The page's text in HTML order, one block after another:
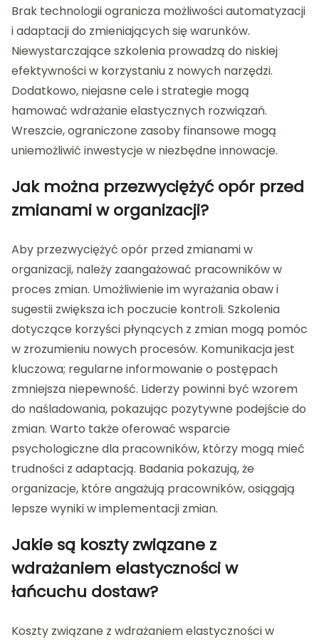
Brak technologii ogranicza możliwości automatyzacji
i adaptacji do zmieniających się warunków.
Niewystarczające szkolenia prowadzą do niskiej
efektywności w korzystaniu z nowych narzędzi.
Dodatkowo, niejasne cele i strategie mogą
hamować wdrażanie elastycznych rozwiązań.
Wreszcie, ograniczone zasoby finansowe mogą
uniemożliwić inwestycje w niezbędne innowacje.
Jak można przezwyciężyć opór przed
zmianami w organizacji?
Aby przezwyciężyć opór przed zmianami w
organizacji, należy zaangażować pracowników w
proces zmian. Umożliwienie im wyrażania obaw i
sugestii zwiększa ich poczucie kontroli. Szkolenia
dotyczące korzyści płynących z zmian mogą pomóc
w zrozumieniu nowych procesów. Komunikacja jest
kluczowa; regularne informowanie o postępach
zmniejsza niepewność. Liderzy powinni być wzorem
do naśladowania, pokazując pozytywne podejście do
zmian. Warto także oferować wsparcie
psychologiczne dla pracowników, którzy mogą mieć
trudności z adaptacją. Badania pokazują, że
organizacje, które angażują pracowników, osiągają
lepsze wyniki w implementacji zmian.
Jakie są koszty związane z
wdrażaniem elastyczności w
łańcuchu dostaw?
Koszty związane z wdrażaniem elastyczności w